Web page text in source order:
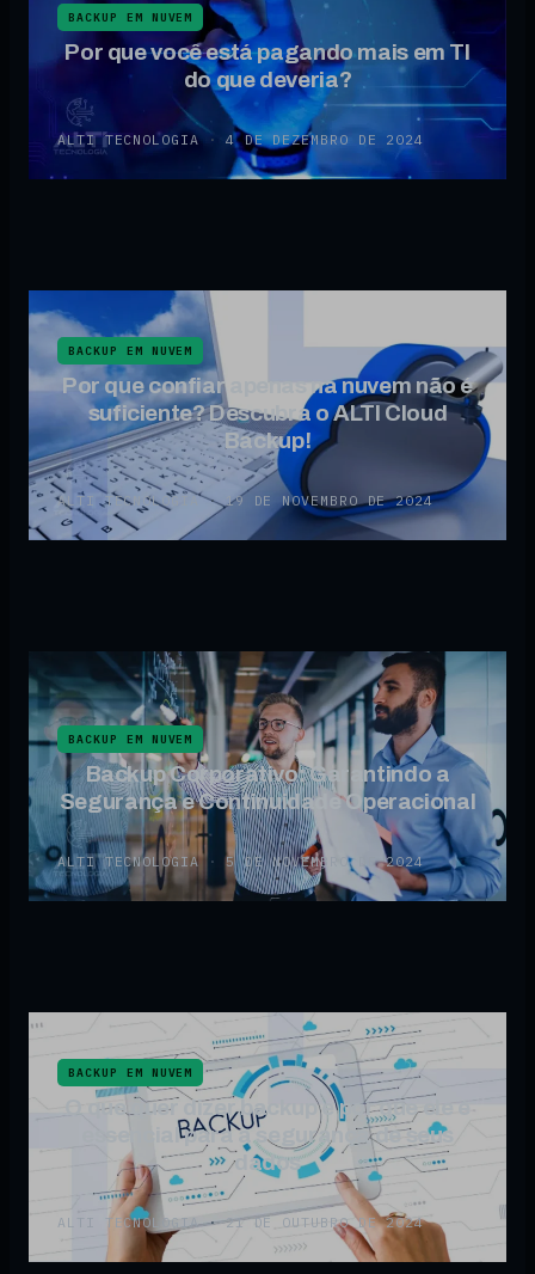
BACKUP EM NUVEM
Por que você está pagando mais em TI
do que deveria?
ALTI TECNOLOGIA · 4 DE DEZEMBRO DE 2024
BACKUP EM NUVEM
Por que confiar apenas na nuvem não é
suficiente? Descubra o ALTI Cloud
Backup!
ALTI TECNOLOGIA · 19 DE NOVEMBRO DE 2024
BACKUP EM NUVEM
Backup Corporativo: Garantindo a
Segurança e Continuidade Operacional
ALTI TECNOLOGIA · 5 DE NOVEMBRO DE 2024
BACKUP EM NUVEM
O que quer dizer backup e por que ele é
essencial para a segurança de seus
dados
ALTI TECNOLOGIA · 21 DE OUTUBRO DE 2024